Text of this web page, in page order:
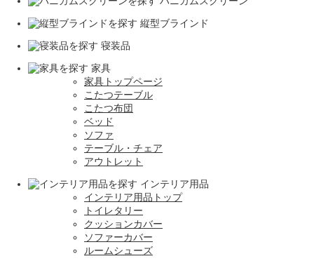
縦型ブラインド
寝装品
家具
家具トップページ
こたつテーブル
こたつ布団
ベッド
ソファ
テーブル・チェア
アウトレット
インテリア用品
インテリア用品トップ
トイレタリー
クッションカバー
ソファーカバー
ルームシューズ